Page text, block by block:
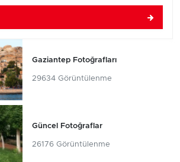
Gaziantep Fotoğrafları
29634 Görüntülenme
Güncel Fotoğraflar
26176 Görüntülenme